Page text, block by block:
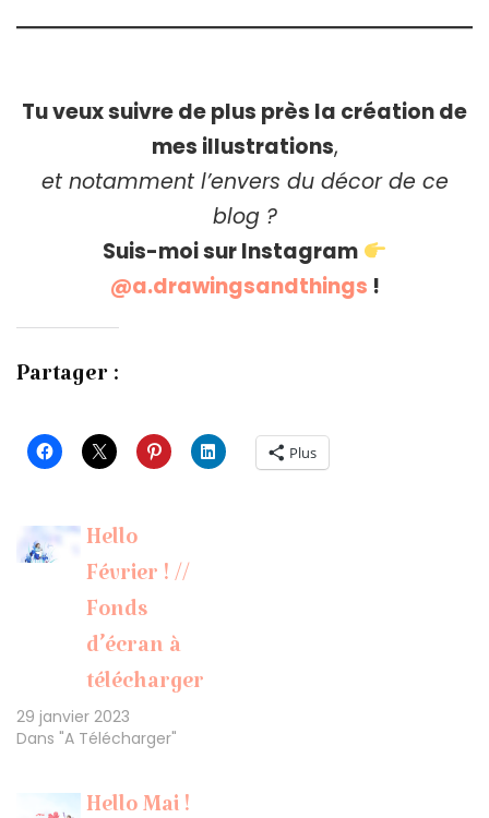
Tu veux suivre de plus près la création de
mes illustrations,
et notamment l’envers du décor de ce
blog ?
Suis-moi sur Instagram
@a.drawingsandthings !
Partager :
Plus
Hello
Février ! //
Fonds
d’écran à
télécharger
29 janvier 2023
Dans "A Télécharger"
Hello Mai !